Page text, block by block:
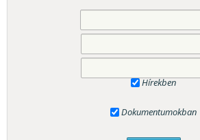
Hírekben
Dokumentumokban